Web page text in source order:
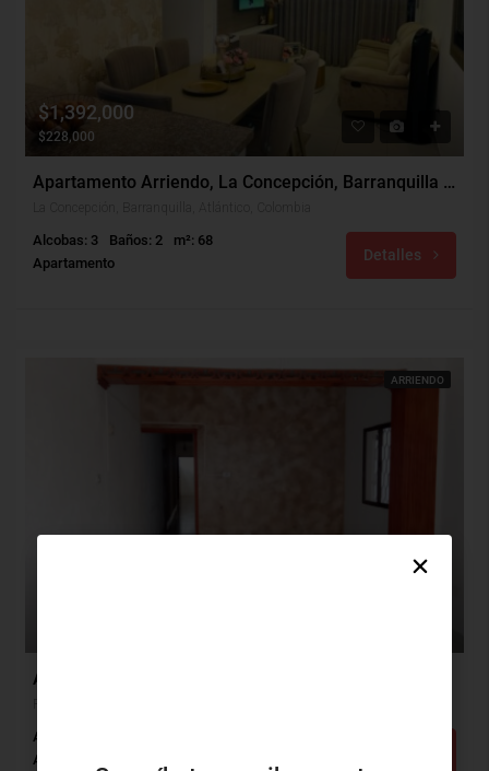
$1,392,000
$228,000
Apartamento Arriendo, La Concepción, Barranquilla (30451)
Alcobas: 3 Baños: 2
m²: 68
Apartamento
Detalles
ARRIENDO
Apartamento Arriendo, Paraíso, Barranquilla (31152)
Alcobas: 3
Apartamento